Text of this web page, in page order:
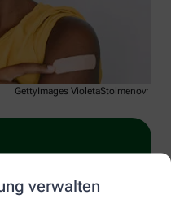
verwalten
GettyImages VioletaStoimenova
bleiben –